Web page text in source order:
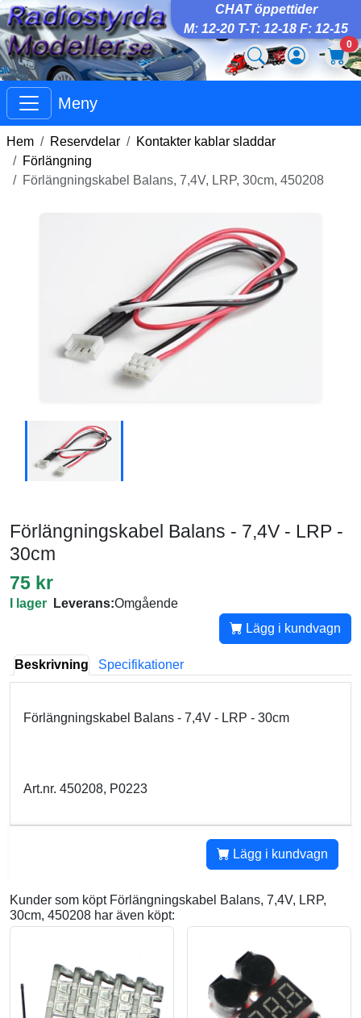
CHAT öppettider
M: 12-20 T-T: 12-18 F: 12-15
0
Meny
Hem Reservdelar
Kontakter kablar sladdar
Förlängning
Förlängningskabel Balans, 7,4V, LRP, 30cm, 450208
Förlängningskabel Balans - 7,4V - LRP -
30cm
75 kr
I lager Leverans:Omgående
Lägg i kundvagn
Beskrivning Specifikationer
Förlängningskabel Balans - 7,4V - LRP - 30cm
Art.nr. 450208, P0223
Lägg i kundvagn
Kunder som köpt Förlängningskabel Balans, 7,4V, LRP,
30cm, 450208 har även köpt: